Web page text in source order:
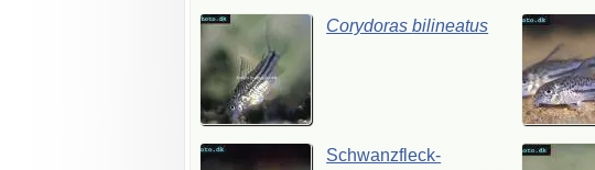
Corydorasbilineatus
Schwanzfleck-